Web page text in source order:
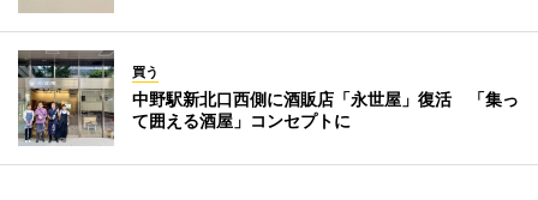
買う
中野駅新北口西側に酒販店「永世屋」復活 「集っ
て囲える酒屋」コンセプトに